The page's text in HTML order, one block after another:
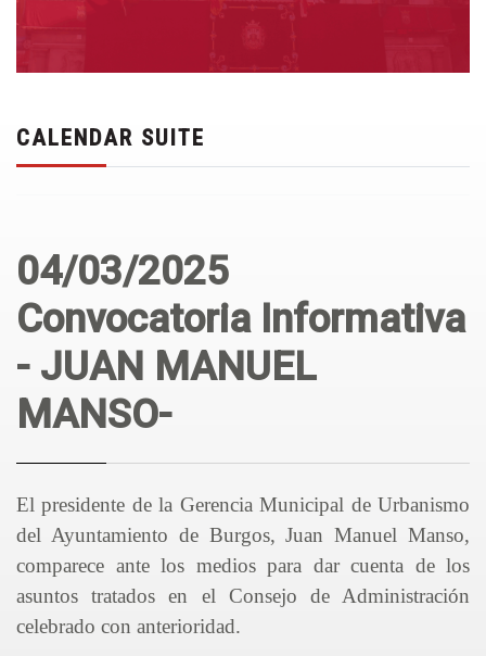
CALENDAR SUITE
04/03/2025
Convocatoria Informativa
- JUAN MANUEL
MANSO-
El presidente de la Gerencia Municipal de Urbanismo
del Ayuntamiento de Burgos, Juan Manuel Manso,
comparece ante los medios para dar cuenta de los
asuntos tratados en el Consejo de Administración
celebrado con anterioridad.